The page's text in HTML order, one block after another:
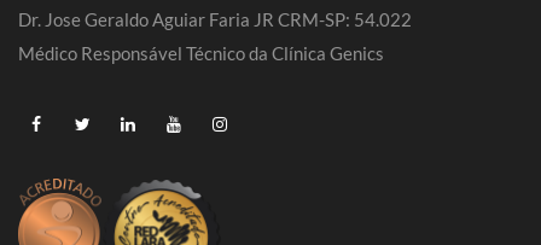
Dr. Jose Geraldo Aguiar Faria JR CRM-SP: 54.022
Médico Responsável Técnico da Clínica Genics